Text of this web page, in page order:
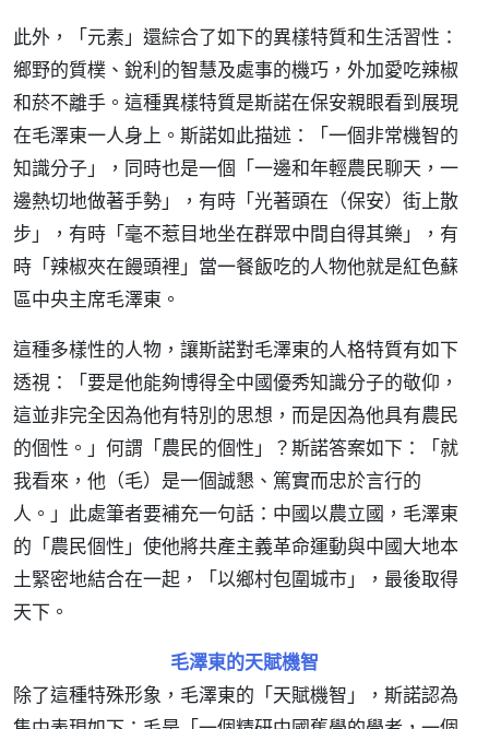
此外，「元素」還綜合了如下的異樣特質和生活習性：
鄉野的質樸、銳利的智慧及處事的機巧，外加愛吃辣椒
和菸不離手。這種異樣特質是斯諾在保安親眼看到展現
在毛澤東一人身上。斯諾如此描述：「一個非常機智的
知識分子」，同時也是一個「一邊和年輕農民聊天，一
邊熱切地做著手勢」，有時「光著頭在（保安）街上散
步」，有時「毫不惹目地坐在群眾中間自得其樂」，有
時「辣椒夾在饅頭裡」當一餐飯吃的人物他就是紅色蘇
區中央主席毛澤東。
這種多樣性的人物，讓斯諾對毛澤東的人格特質有如下
透視：「要是他能夠博得全中國優秀知識分子的敬仰，
這並非完全因為他有特別的思想，而是因為他具有農民
的個性。」何謂「農民的個性」？斯諾答案如下：「就
我看來，他（毛）是一個誠懇、篤實而忠於言行的
人。」此處筆者要補充一句話：中國以農立國，毛澤東
的「農民個性」使他將共產主義革命運動與中國大地本
土緊密地結合在一起，「以鄉村包圍城市」，最後取得
天下。
毛澤東的天賦機智
除了這種特殊形象，毛澤東的「天賦機智」，斯諾認為